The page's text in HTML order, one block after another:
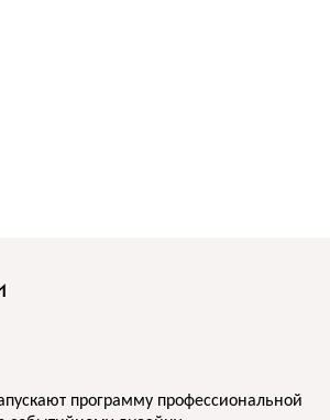
программу профессиональной